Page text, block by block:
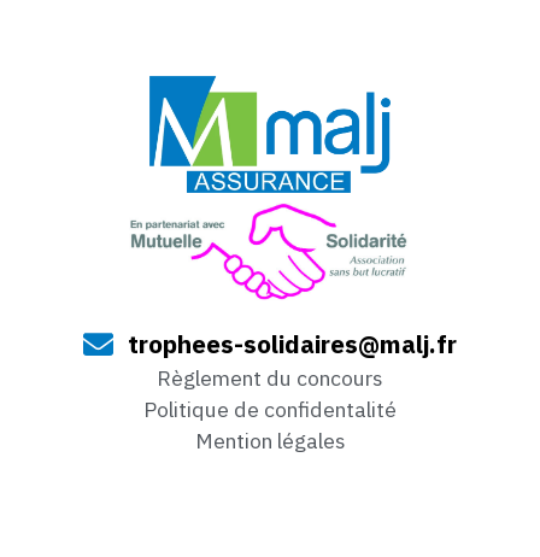
trophees-solidaires@malj.fr
Règlement du concours
Politique de confidentalité
Mention légales